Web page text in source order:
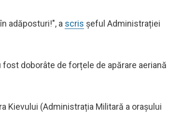
adăposturi!", a scris șeful Administrației
doborâte de forțele de apărare aeriană
Kievului (Administrația Militară a orașului